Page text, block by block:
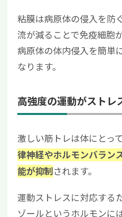
粘膜は病原体の侵入を防
流が減ることで免疫細胞
病原体の体内侵入を簡単
なります。
高強度の運動がストレ
激しい筋トレは体にとっ
律神経やホルモンバラン
能が抑制されます。
運動ストレスに対応する
ゾールというホルモンに